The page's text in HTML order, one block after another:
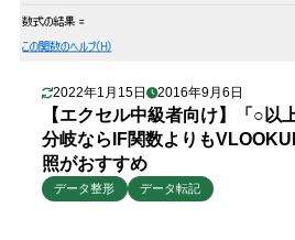
2022年1月15日 2016年9月6日
【エクセル中級者向け】「○以
分岐ならIF関数よりも
照がおすすめ
データ整形
データ転記